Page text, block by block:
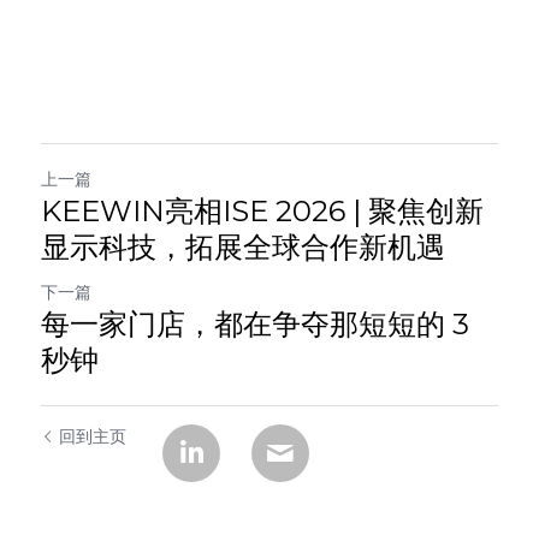
上一篇
KEEWIN亮相ISE 2026 | 聚焦创新
显示科技，拓展全球合作新机遇
下一篇
每一家门店，都在争夺那短短的 3
秒钟
回到主页